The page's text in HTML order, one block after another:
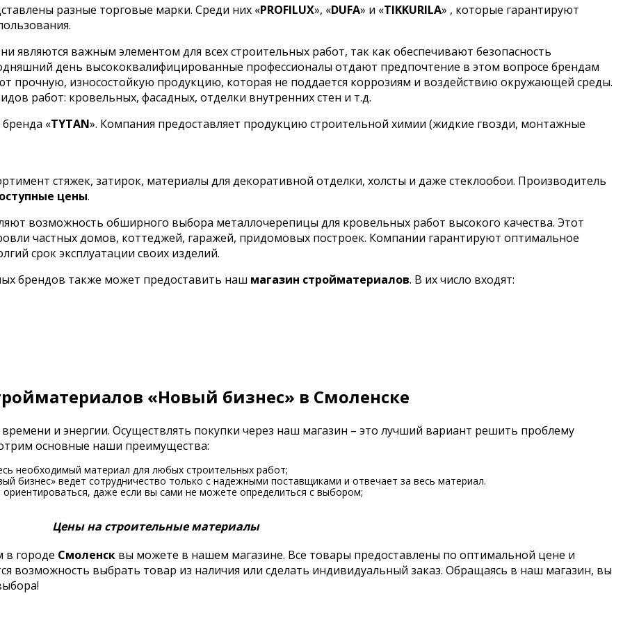
разные торговые марки. Среди них «PROFILUX», «DUFA» и «TIKKURILA» , которые гарантируют
являются важным элементом для всех строительных работ, так как обеспечивают безопасность
день высококвалифицированные профессионалы отдают предпочтение в этом вопросе брендам
прочную, износостойкую продукцию, которая не поддается коррозиям и воздействию окружающей среды.
работ: кровельных, фасадных, отделки внутренних стен и т.д.
«TYTAN». Компания предоставляет продукцию строительной химии (жидкие гвозди, монтажные
стяжек, затирок, материалы для декоративной отделки, холсты и даже стеклообои. Производитель
цены.
возможность обширного выбора металлочерепицы для кровельных работ высокого качества. Этот
частных домов, коттеджей, гаражей, придомовых построек. Компании гарантируют оптимальное
срок эксплуатации своих изделий.
брендов также может предоставить наш магазин стройматериалов. В их число входят:
«Новый бизнес» в Смоленске
и энергии. Осуществлять покупки через наш магазин – это лучший вариант решить проблему
основные наши преимущества:
необходимый материал для любых строительных работ;
бизнес» ведет сотрудничество только с надежными поставщиками и отвечает за весь материал.
даже если вы сами не можете определиться с выбором;
Цены на строительные материалы
городе Смоленск вы можете в нашем магазине. Все товары предоставлены по оптимальной цене и
возможность выбрать товар из наличия или сделать индивидуальный заказ. Обращаясь в наш магазин, вы